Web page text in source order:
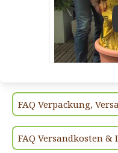
FAQ Verpackung,
FAQ Versandkosten